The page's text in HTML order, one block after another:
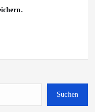
Suchen